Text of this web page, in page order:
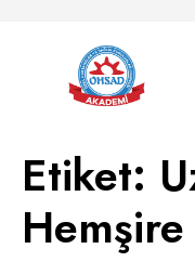
Etiket: